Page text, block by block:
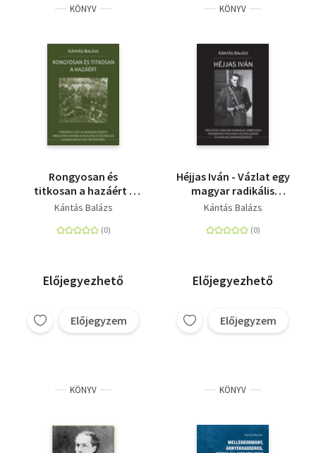
Tankönyv, segédkönyv
Társadalomtudomány
Természettudomány
Történelem
KÖNYV
Rongyosan és
titkosan a hazáért -
Töredékek a két
irreguláris katonai
műveletek
történetéből
Kántás Balázs
Előjegyezhető
Előjegyzem
KÖNYV
Héjjas Iván - Vázlat egy
magyar radikális
jobboldali
életrajzához és
Kántás Balázs
Előjegyezhető
Előjegyzem
KÖNYV KÖNYV